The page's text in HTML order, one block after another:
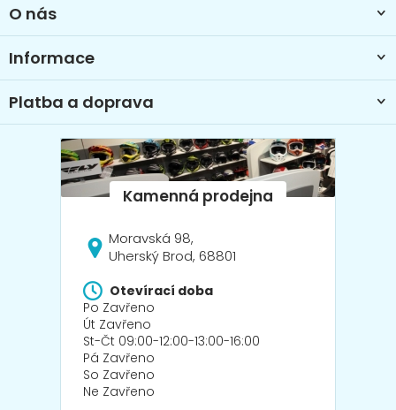
O nás
Informace
Platba a doprava
Moravská 98,
Uherský Brod, 68801
Otevírací doba
Po Zavřeno
Út Zavřeno
St-Čt 09:00-12:00-13:00-16:00
Pá Zavřeno
So Zavřeno
Ne Zavřeno